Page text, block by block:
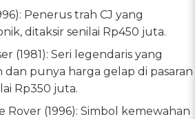
Penerus trah CJ yang
ditaksir senilai Rp450 juta.
(1981): Seri legendaris yang
punya harga gelap di pasaran
Rp350 juta.
Rover (1996): Simbol kemewahan